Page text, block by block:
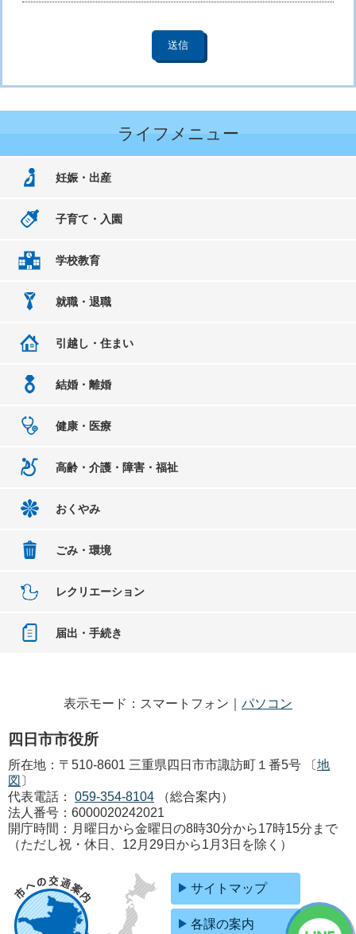
ライフメニュー
妊娠・出産
子育て・入園
学校教育
就職・退職
引越し・住まい
結婚・離婚
健康・医療
高齢・介護・障害・福祉
おくやみ
ごみ・環境
レクリエーション
届出・手続き
表示モード：スマートフォン｜ パソコン
四日市市役所
所在地：〒510-8601 三重県四日市市諏訪町１番5号 〔地
図 〕
代表電話：
059-354-8104
（総合案内）
法人番号：6000020242021
開庁時間：月曜日から金曜日の8時30分から17時15分まで
（ただし祝・休日、12月29日から1月3日を除く）
サイトマップ
各課の案内